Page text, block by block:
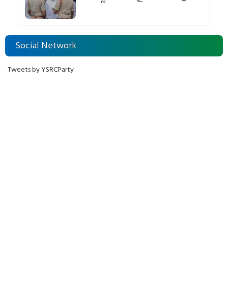
Social Network
Tweets by YSRCParty